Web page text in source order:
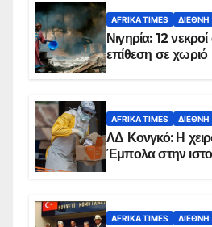
AFRIKA TIMES ΔΙΕΘΝΉ
Νιγηρία: 12
επίθεση σε χωριό
AFRIKA TIMES ΔΙΕΘΝΉ
ΛΔ Κονγκό: Η
Έμπολα στην
AFRIKA TIMES ΔΙΕΘΝΉ